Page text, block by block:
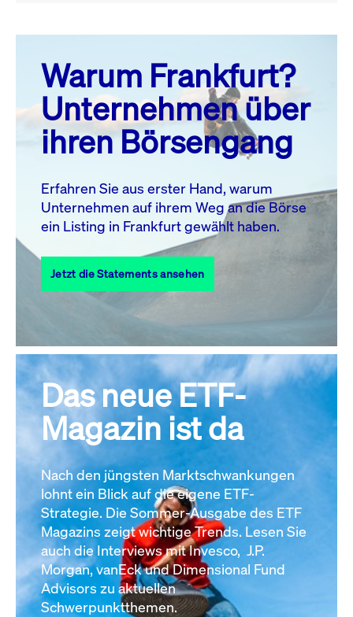
August 26
MO. DI. MI. DO. FR. SA. SO.
1
2
3
4 5 6 7 8
10 11 13 14
17
18 19 20 21 22
23
27 28
31
Alle Events
Warum Frankfurt?
Unternehmen über
ihren Börsengang
Erfahren Sie aus erster Hand, warum
Unternehmen auf ihrem Weg an die Börse
ein Listing in Frankfurt gewählt haben.
Jetzt die Statements ansehen
Das neue ETF-
Magazin ist da
Nach den jüngsten Marktschwankungen
lohnt ein Blick auf die eigene ETF-
Strategie. Die Sommer-Ausgabe des ETF
Magazins zeigt wichtige Trends. Lesen Sie
auch die Interviews mit Invesco, J.P.
Morgan, vanEck und Dimensional Fund
Advisors zu aktuellen
Schwerpunktthemen.